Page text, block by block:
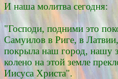
И наша молитва сегодня:
"Господи, подними это
Самуилов в Риге, в
покрыла наш город, нашу
колено на этой земле
Иисуса Христа".